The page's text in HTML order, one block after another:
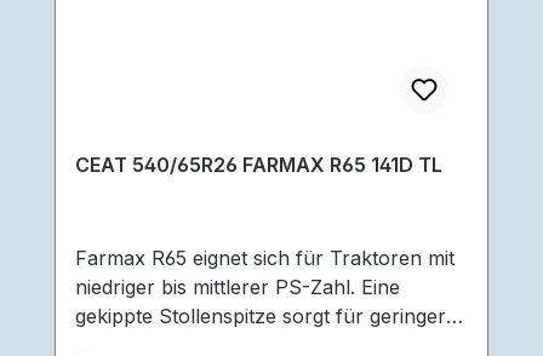
CEAT 540/65R26 FARMAX R65 141D TL
Farmax R65 eignet sich für Traktoren mit
niedriger bis mittlerer PS-Zahl. Eine
gekippte Stollenspitze sorgt für geringere